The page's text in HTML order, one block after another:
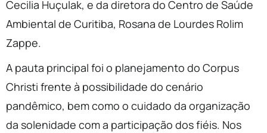
Cecilia Huçulak, e da diretora do Centro de Saúde
Ambiental de Curitiba, Rosana de Lourdes Rolim
Zappe.
A pauta principal foi o planejamento do Corpus
Christi frente à possibilidade do cenário
pandêmico, bem como o cuidado da organização
da solenidade com a participação dos fiéis. Nos